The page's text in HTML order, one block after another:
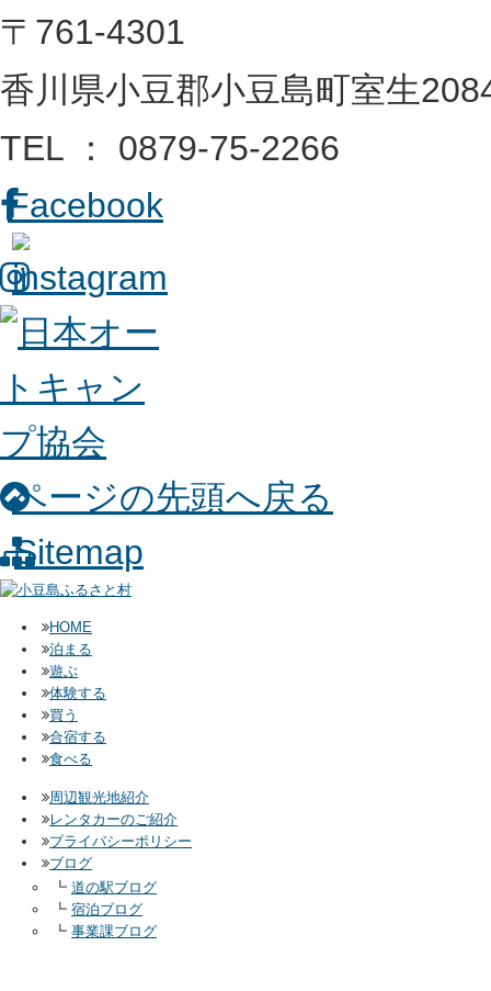
〒761-4301
香川県小豆郡小豆島町室生
TEL ： 0879-75-2266
Facebook
ページの先頭へ戻る
Sitemap
HOME
泊まる
遊ぶ
体験する
買う
合宿する
食べる
周辺観光地紹介
レンタカーのご紹介
プライバシーポリシー
ブログ
┗ 道の駅ブログ
┗ 宿泊ブログ
┗ 事業課ブログ